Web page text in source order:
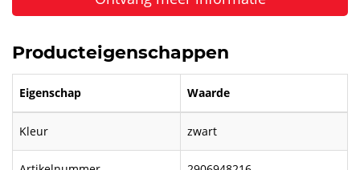
Producteigenschappen
Eigenschap Waarde
Kleur zwart